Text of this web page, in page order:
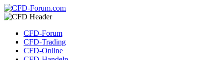
CFD-Forum
CFD-Trading
CFD-Online